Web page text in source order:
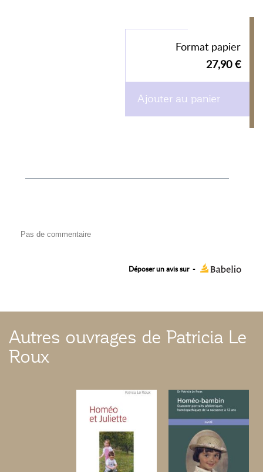
Format papier
27,90 €
Ajouter au panier
Pas de commentaire
Déposer un avis sur -
Autres ouvrages de Patricia Le
Roux